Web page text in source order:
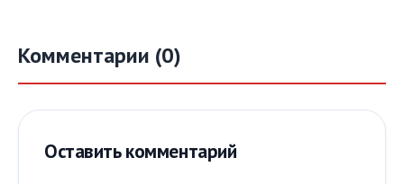
Комментарии (0)
Оставить комментарий